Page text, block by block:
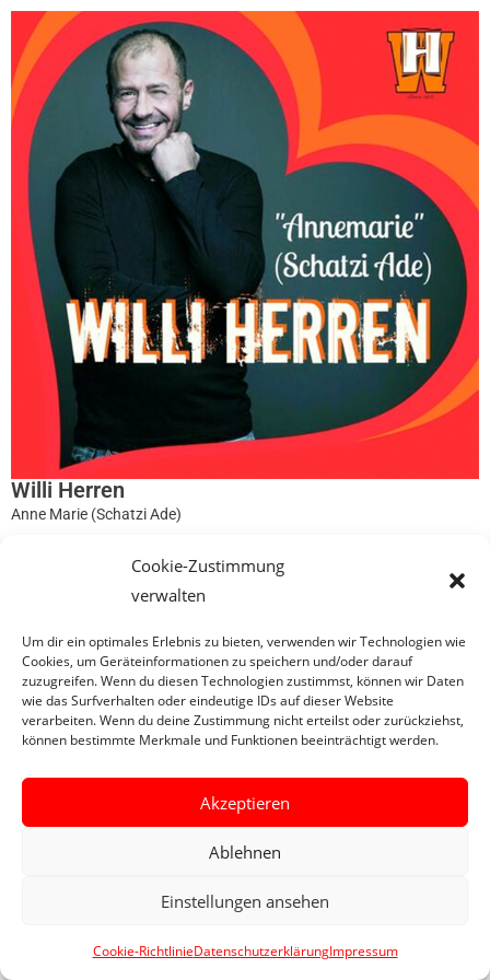
Cookie-Zustimmung
verwalten
Um dir ein optimales Erlebnis zu bieten, verwenden wir Technologien wie
Cookies, um Geräteinformationen zu speichern und/oder darauf
zuzugreifen. Wenn du diesen Technologien zustimmst, können wir Daten
wie das Surfverhalten oder eindeutige IDs auf dieser Website
verarbeiten. Wenn du deine Zustimmung nicht erteilst oder zurückziehst,
können bestimmte Merkmale und Funktionen beeinträchtigt werden.
Akzeptieren
Ablehnen
Einstellungen ansehen
Cookie-RichtlinieDatenschutzerklärungImpressum
Willi Herren
Anne Marie (Schatzi Ade)